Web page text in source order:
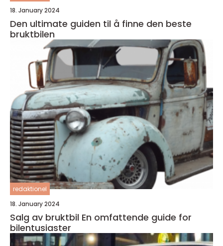
18. January 2024
Den ultimate guiden til å finne den beste
bruktbilen
redaktionel
18. January 2024
Salg av bruktbil En omfattende guide for
bilentusiaster